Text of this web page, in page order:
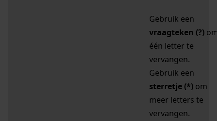
Gebruik een
vraagteken (?)
één letter te
vervangen.
Gebruik een
sterretje (*) om
meer letters te
vervangen.